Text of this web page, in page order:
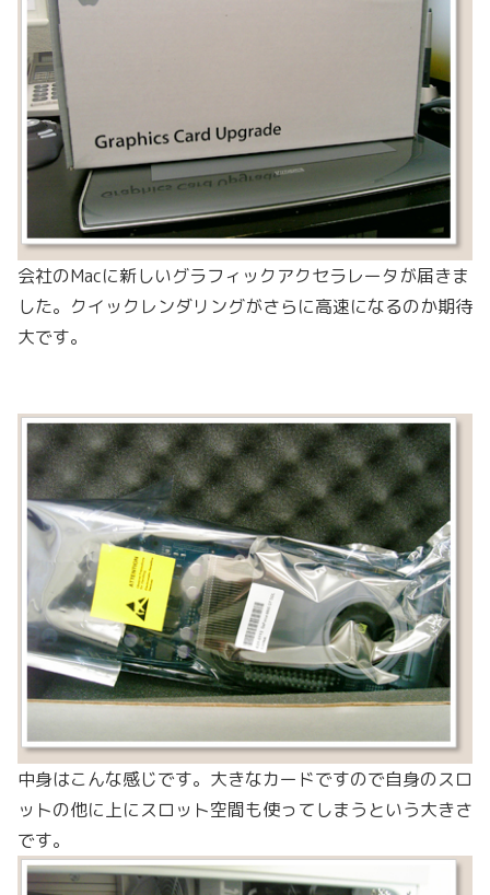
会社のMacに新しいグラフィックアクセラレータが届きま
した。クイックレンダリングがさらに高速になるのか期待
大です。
中身はこんな感じです。大きなカードですので自身のスロ
ットの他に上にスロット空間も使ってしまうという大きさ
です。